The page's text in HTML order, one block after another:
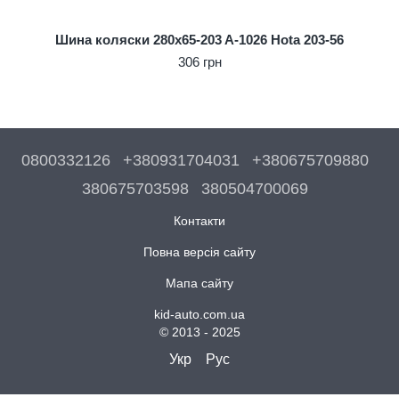
Шина коляски 280x65-203 A-1026 Hota 203-56
306 грн
0800332126 +380931704031
+380675709880
380675703598
380504700069
Контакти
Повна версія сайту
Мапа сайту
kid-auto.com.ua
© 2013 - 2025
Укр Рус